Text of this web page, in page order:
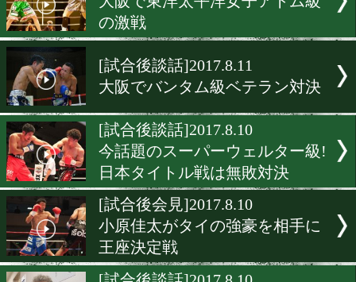
[一夜明け会見]2017.8.16
山中慎介(帝拳)13度目の防
の特設ページ
[試合後談話]2017.8.13
関西のお盆はバンタム級が